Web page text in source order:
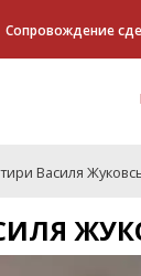
Сопровождение
Василя